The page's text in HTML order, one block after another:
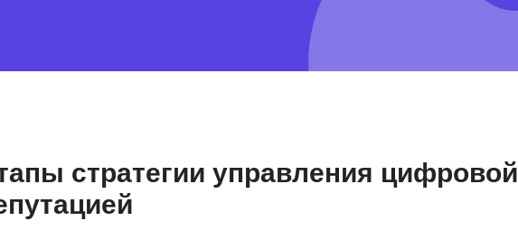
стратегии управления цифровой